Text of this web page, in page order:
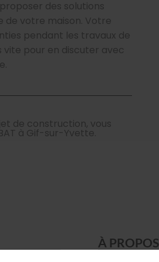
des solutions
de votre maison. Votre
pendant les travaux de
vite pour en discuter avec
de construction, vous
à Gif-sur-Yvette.
À PROPOS